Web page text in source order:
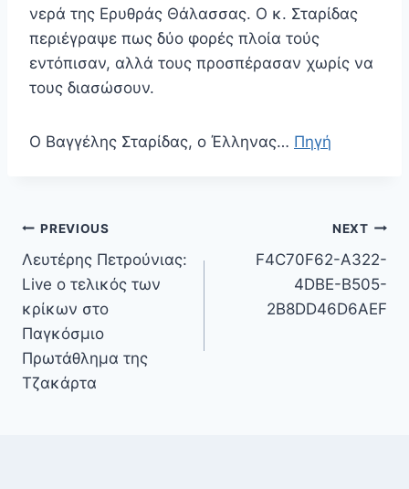
νερά της Ερυθράς Θάλασσας. Ο κ. Σταρίδας
περιέγραψε πως δύο φορές πλοία τούς
εντόπισαν, αλλά τους προσπέρασαν χωρίς να
τους διασώσουν.
Ο Βαγγέλης Σταρίδας, ο Έλληνας… Πηγή
Πλοήγηση
άρθρων
PREVIOUS
Λευτέρης Πετρούνιας:
Live ο τελικός των
κρίκων στο
Παγκόσμιο
Πρωτάθλημα της
Τζακάρτα
NEXT
F4C70F62-A322-
4DBE-B505-
2B8DD46D6AEF